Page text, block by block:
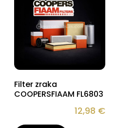
Filter zraka
COOPERSFIAAM FL6803
12,98 €